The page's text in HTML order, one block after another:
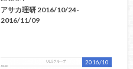
アサカ理研 2016/10/24-
2016/11/09
2016/10